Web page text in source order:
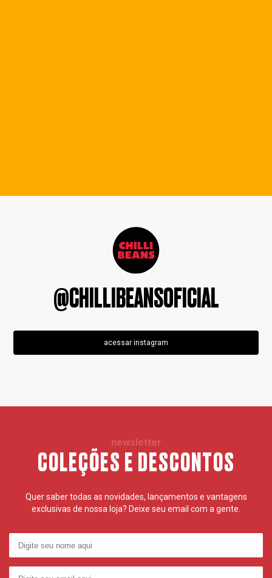
@CHILLIBEANSOFICIAL
acessar instagram
newsletter
COLEÇÕES E DESCONTOS
Quer saber todas as novidades, lançamentos e vantagens
exclusivas de nossa loja? Deixe seu email com a gente.